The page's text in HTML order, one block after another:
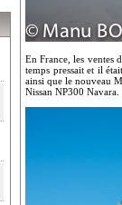
En France, les ventes
temps pressait et il
ainsi que le nouveau
Nissan NP300